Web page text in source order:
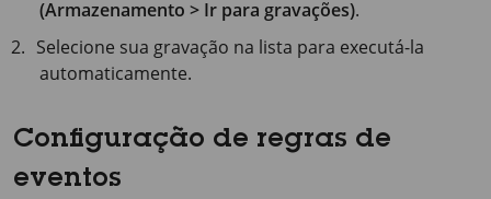
(Armazenamento > Ir para gravações).
Selecione sua gravação na lista para executá-la
automaticamente.
Configuração de regras de
eventos